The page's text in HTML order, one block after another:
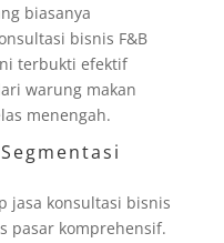
biasanya
bisnis F&B
terbukti efektif
warung makan
menengah.
jasa konsultasi bisnis
pasar komprehensif.